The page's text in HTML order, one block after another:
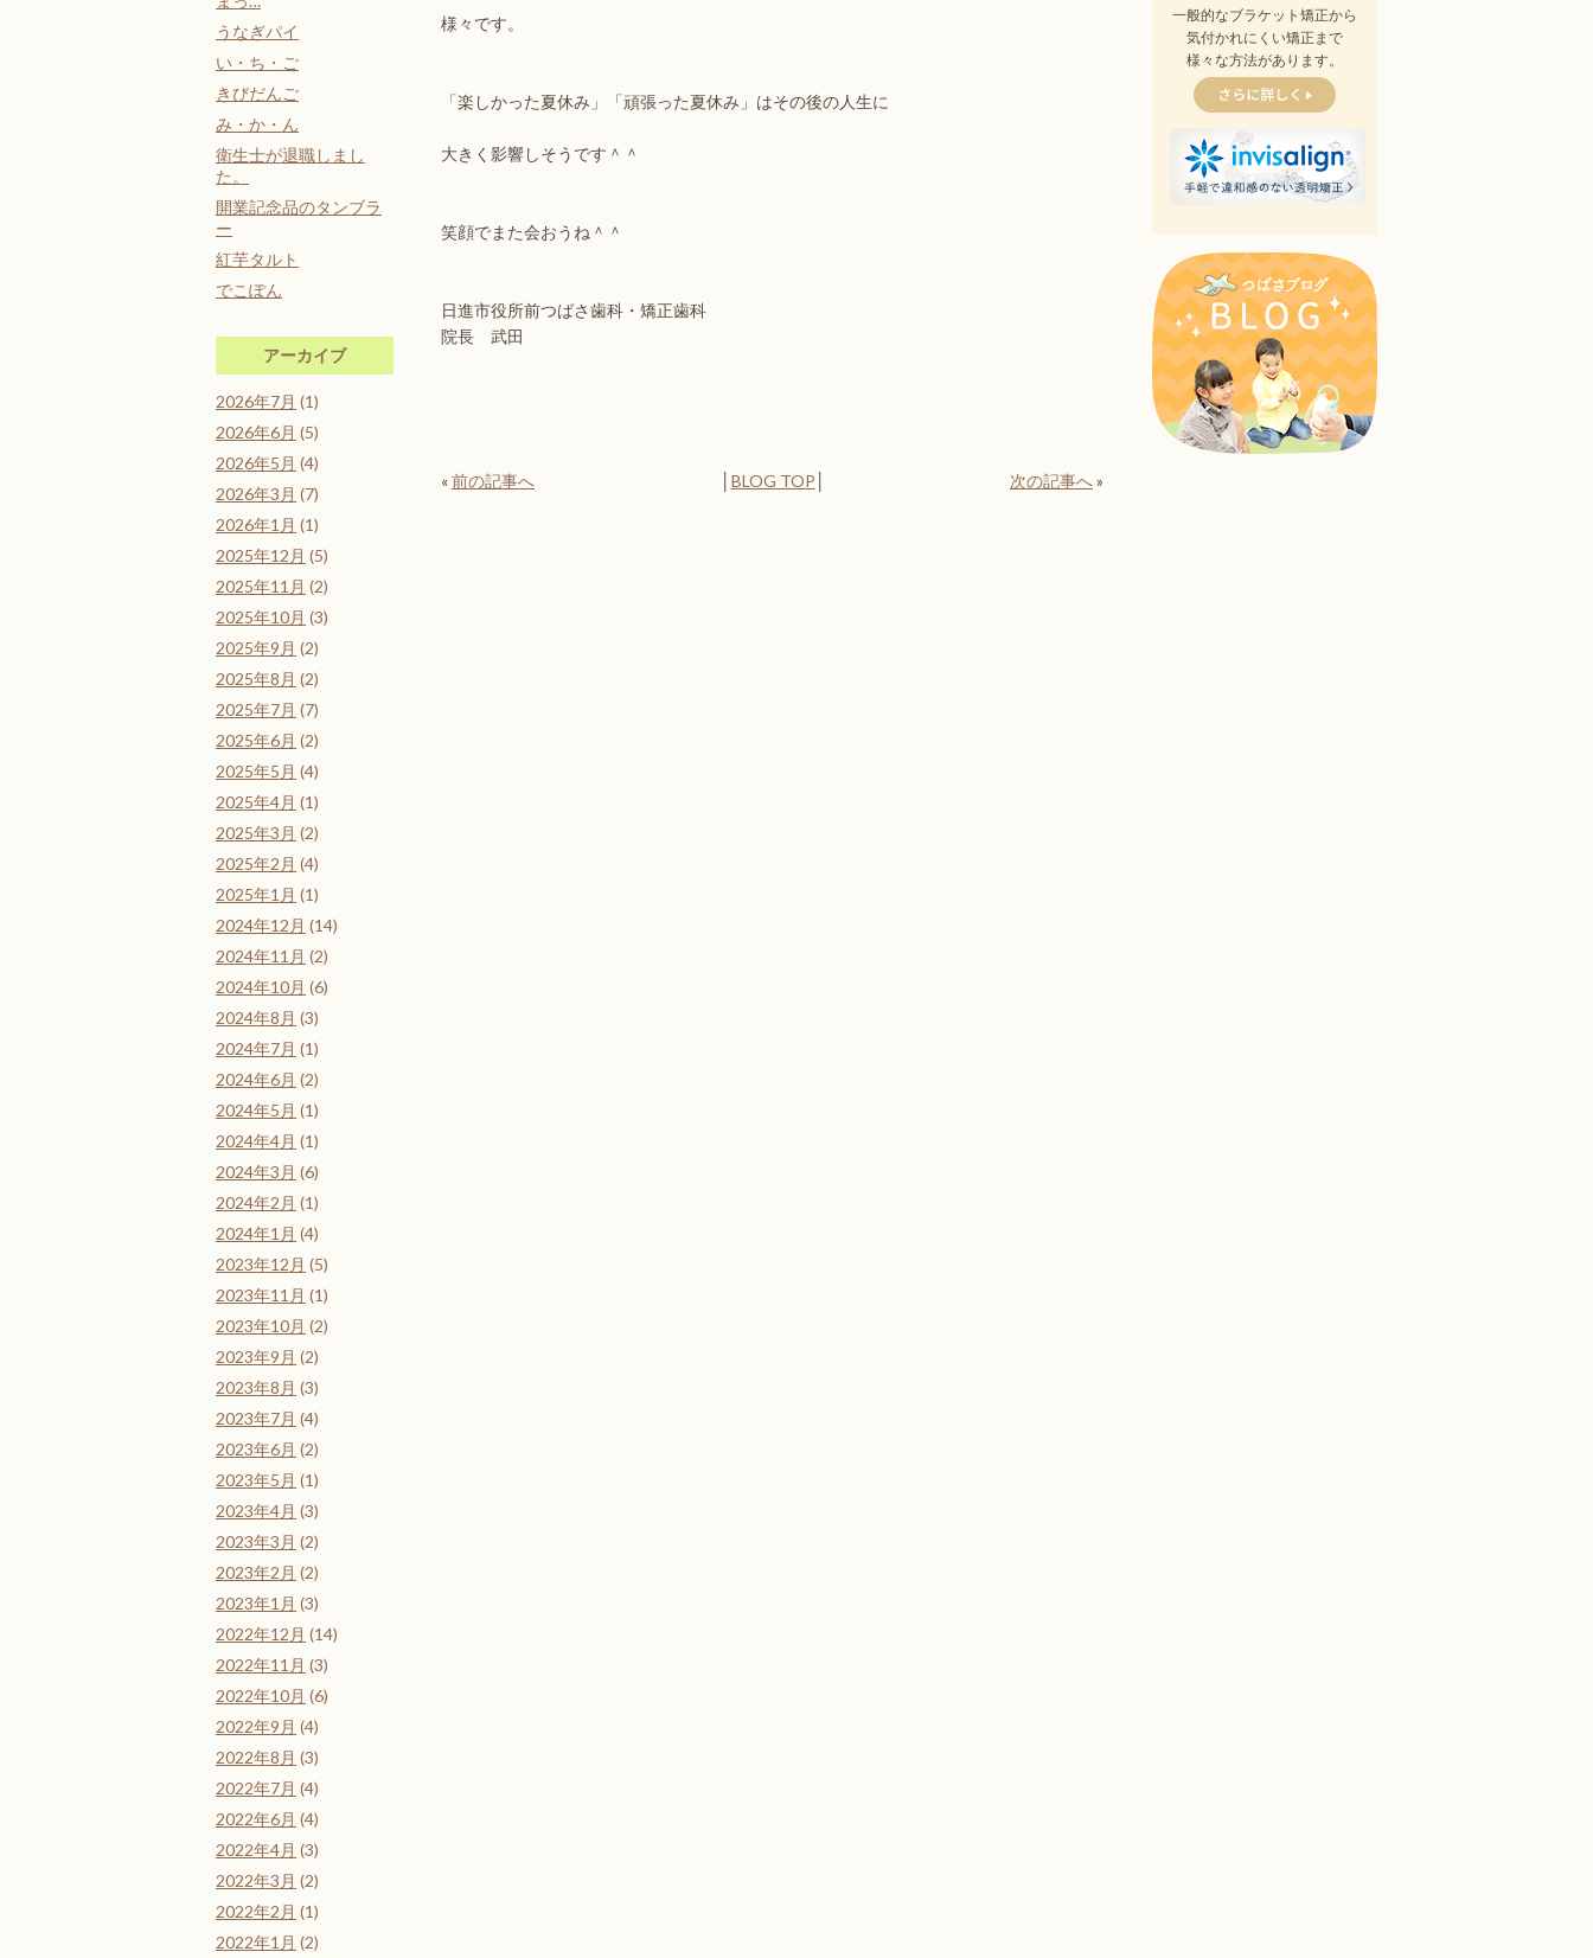
様々です。
「楽しかった夏休み」「頑張った夏休み」はその後の人生に
大きく影響しそうです＾＾
笑顔でまた会おうね＾＾
日進市役所前つばさ歯科・矯正歯科
院長 武田
«前の記事へ BLOG TOP 次の記事へ»
うなぎパイ
い・ち・ご
きびだんご
み・か・ん
衛生士が退職しまし
た。
開業記念品のタンブラ
ー
紅芋タルト
でこぽん
アーカイブ
2026年7月 (1)
2026年6月 (5)
2026年5月 (4)
2026年3月 (7)
2026年1月 (1)
2025年12月 (5)
2025年11月 (2)
2025年10月 (3)
2025年9月 (2)
2025年8月 (2)
2025年7月 (7)
2025年6月 (2)
2025年5月 (4)
2025年4月 (1)
2025年3月 (2)
2025年2月 (4)
2025年1月 (1)
2024年12月 (14)
2024年11月 (2)
2024年10月 (6)
2024年8月 (3)
2024年7月 (1)
2024年6月 (2)
2024年5月 (1)
2024年4月 (1)
2024年3月 (6)
2024年2月 (1)
2024年1月 (4)
2023年12月 (5)
2023年11月 (1)
2023年10月 (2)
2023年9月 (2)
2023年8月 (3)
2023年7月 (4)
2023年6月 (2)
2023年5月 (1)
2023年4月 (3)
2023年3月 (2)
2023年2月 (2)
2023年1月 (3)
2022年12月 (14)
2022年11月 (3)
2022年10月 (6)
2022年9月 (4)
2022年8月 (3)
2022年7月 (4)
2022年6月 (4)
2022年4月 (3)
2022年3月 (2)
2022年2月 (1)
2022年1月 (2)
一般的なブラケット矯正から
気付かれにくい矯正まで
様々な方法があります。